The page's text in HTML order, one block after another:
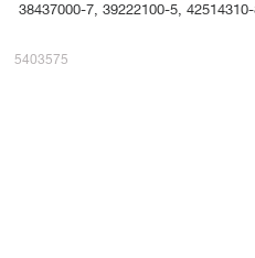
38437000-7, 39222100-5,
5403575